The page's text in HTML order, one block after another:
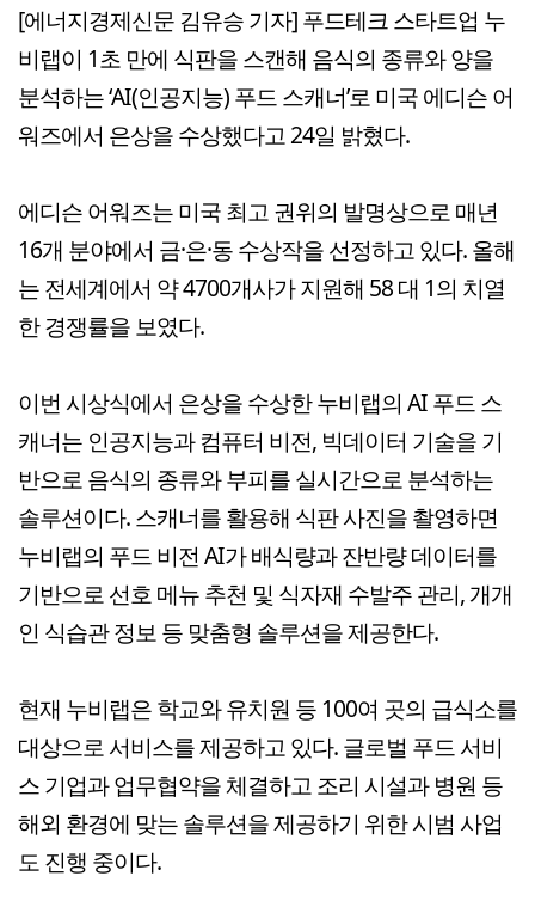
[에너지경제신문 김유승 기자] 푸드테크 스타트업 누
비랩이 1초 만에 식판을 스캔해 음식의 종류와 양을
분석하는 ‘AI(인공지능) 푸드 스캐너’로 미국 에디슨 어
워즈에서 은상을 수상했다고 24일 밝혔다.
에디슨 어워즈는 미국 최고 권위의 발명상으로 매년
16개 분야에서 금·은·동 수상작을 선정하고 있다. 올해
는 전세계에서 약 4700개사가 지원해 58 대 1의 치열
한 경쟁률을 보였다.
이번 시상식에서 은상을 수상한 누비랩의 AI 푸드 스
캐너는 인공지능과 컴퓨터 비전, 빅데이터 기술을 기
반으로 음식의 종류와 부피를 실시간으로 분석하는
솔루션이다. 스캐너를 활용해 식판 사진을 촬영하면
누비랩의 푸드 비전 AI가 배식량과 잔반량 데이터를
기반으로 선호 메뉴 추천 및 식자재 수발주 관리, 개개
인 식습관 정보 등 맞춤형 솔루션을 제공한다.
현재 누비랩은 학교와 유치원 등 100여 곳의 급식소를
대상으로 서비스를 제공하고 있다. 글로벌 푸드 서비
스 기업과 업무협약을 체결하고 조리 시설과 병원 등
해외 환경에 맞는 솔루션을 제공하기 위한 시범 사업
도 진행 중이다.